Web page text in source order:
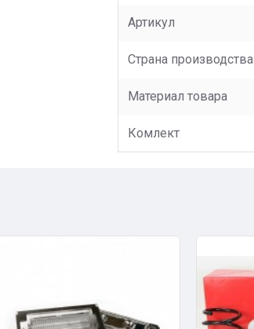
Артикул
Страна производства
Материал товара
Комлект